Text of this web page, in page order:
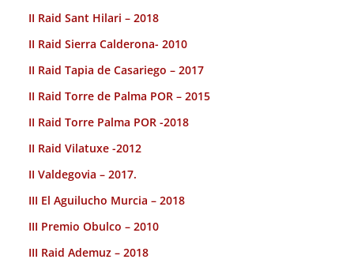
II Raid Sant Hilari – 2018
II Raid Sierra Calderona- 2010
II Raid Tapia de Casariego – 2017
II Raid Torre de Palma POR – 2015
II Raid Torre Palma POR -2018
II Raid Vilatuxe -2012
II Valdegovia – 2017.
III El Aguilucho Murcia – 2018
III Premio Obulco – 2010
III Raid Ademuz – 2018